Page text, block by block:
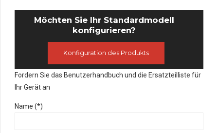
Möchten Sie Ihr Standardmodell
konfigurieren?
Konfiguration des Produkts
Fordern Sie das Benutzerhandbuch und die Ersatzteilliste für
Ihr Gerät an
Name (*)